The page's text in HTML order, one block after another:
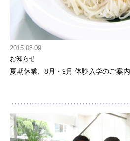
2015.08.09
お知らせ
夏期休業、8月・9月 体験入学のご案内